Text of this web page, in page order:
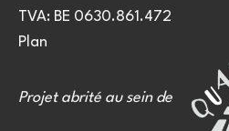
TVA: BE 0630.861.472
Plan
Projet abrité au sein de